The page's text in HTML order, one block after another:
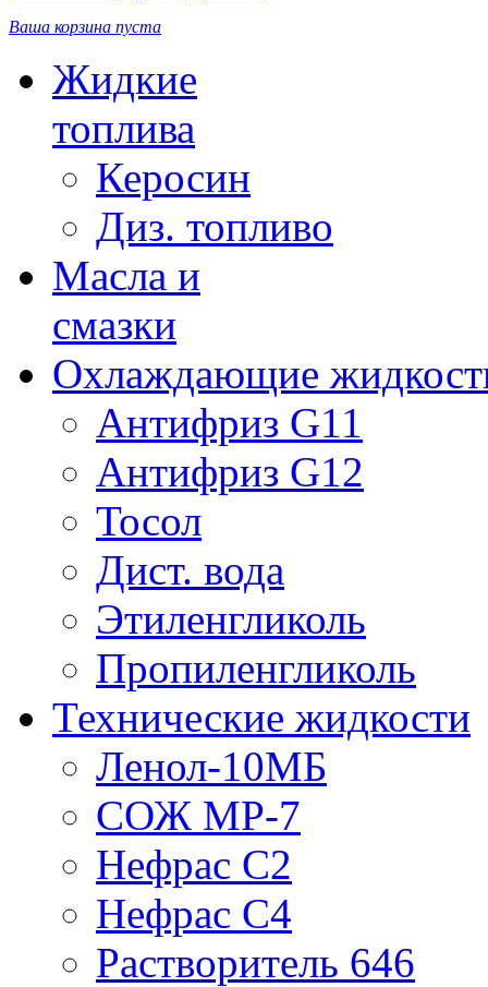
Ваша корзина пуста
Жидкие
топлива
Керосин
Диз. топливо
Масла и
смазки
Охлаждающие
Антифриз G11
Антифриз G12
Тосол
Дист. вода
Этиленгликоль
Пропиленгликоль
Технические жидкости
Ленол-10МБ
СОЖ МР-7
Нефрас С2
Нефрас С4
Растворитель 646